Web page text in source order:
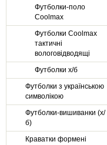
Футболки-поло
Coolmax
Футболки Coolmax
тактичні
вологовiдводящi
Футболки х/б
Футболки з українською
символікою
Футболки-вишиванки (х/
б)
Краватки формені